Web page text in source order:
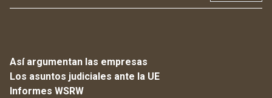
Así argumentan las empresas
Los asuntos judiciales ante la UE
Informes WSRW